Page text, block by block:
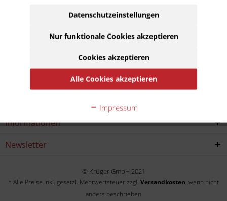
1995 1996
Informationen
Newsletter
© Krüger GmbH 2021
* Alle Preise inkl. gesetzl. Mehrwertsteuer zzgl. Versandkosten, wenn nicht
anders beschrieben
Datenschutzeinstellungen
Nur funktionale Cookies akzeptieren
Cookies akzeptieren
Alle Cookies akzeptieren
Impressum